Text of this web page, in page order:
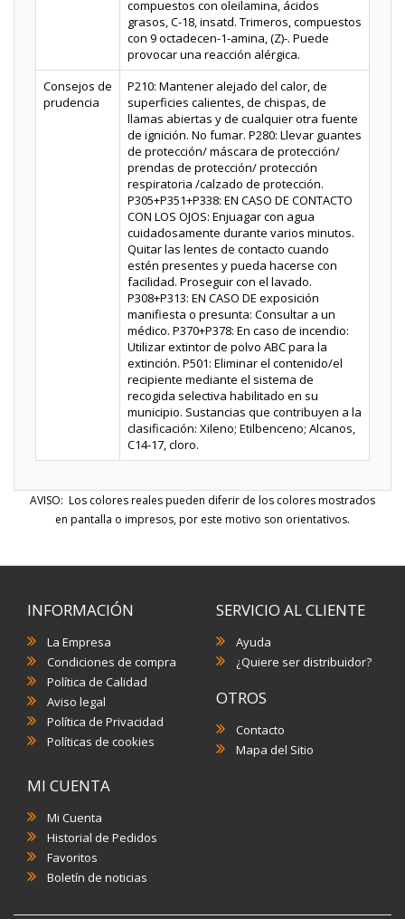
compuestos con oleilamina, ácidos
grasos, C-18, insatd. Trimeros, compuestos
con 9 octadecen-1-amina, (Z)-. Puede
provocar una reacción alérgica.
Consejos de
prudencia
P210: Mantener alejado del calor, de
superficies calientes, de chispas, de
llamas abiertas y de cualquier otra fuente
de ignición. No fumar. P280: Llevar guantes
de protección/ máscara de protección/
prendas de protección/ protección
respiratoria /calzado de protección.
P305+P351+P338: EN CASO DE CONTACTO
CON LOS OJOS: Enjuagar con agua
cuidadosamente durante varios minutos.
Quitar las lentes de contacto cuando
estén presentes y pueda hacerse con
facilidad. Proseguir con el lavado.
P308+P313: EN CASO DE exposición
manifiesta o presunta: Consultar a un
médico. P370+P378: En caso de incendio:
Utilizar extintor de polvo ABC para la
extinción. P501: Eliminar el contenido/el
recipiente mediante el sistema de
recogida selectiva habilitado en su
municipio. Sustancias que contribuyen a la
clasificación: Xileno; Etilbenceno; Alcanos,
C14-17, cloro.
AVISO: Los colores reales pueden diferir de los colores mostrados
en pantalla o impresos, por este motivo son orientativos.
INFORMACIÓN
La Empresa
Condiciones de compra
Política de Calidad
Aviso legal
Política de Privacidad
Políticas de cookies
SERVICIO AL CLIENTE
Ayuda
¿Quiere ser distribuidor?
OTROS
Contacto
Mapa del Sitio
MI CUENTA
Mi Cuenta
Historial de Pedidos
Favoritos
Boletín de noticias